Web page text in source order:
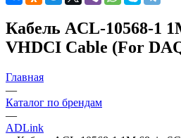
Кабель ACL-10568-1
VHDCI Cable (For
Главная
—
Каталог по брендам
—
ADLink